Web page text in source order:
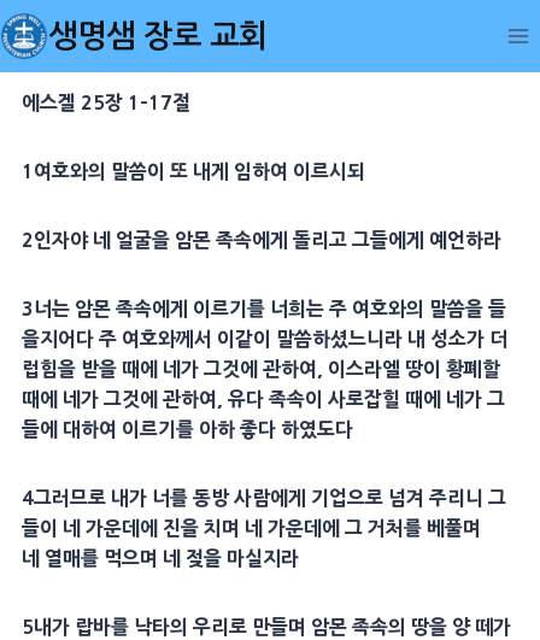
Skip
to
content
생명샘 장로 교회
에스겔 25장 1-17절
1여호와의 말씀이 또 내게 임하여 이르시되
2인자야 네 얼굴을 암몬 족속에게 돌리고 그들에게 예언하라
3너는 암몬 족속에게 이르기를 너희는 주 여호와의 말씀을 들
을지어다 주 여호와께서 이같이 말씀하셨느니라 내 성소가 더
럽힘을 받을 때에 네가 그것에 관하여, 이스라엘 땅이 황폐할
때에 네가 그것에 관하여, 유다 족속이 사로잡힐 때에 네가 그
들에 대하여 이르기를 아하 좋다 하였도다
4그러므로 내가 너를 동방 사람에게 기업으로 넘겨 주리니 그
들이 네 가운데에 진을 치며 네 가운데에 그 거처를 베풀며
네 열매를 먹으며 네 젖을 마실지라
5내가 랍바를 낙타의 우리로 만들며 암몬 족속의 땅을 양 떼가